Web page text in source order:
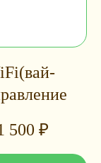
500 ₽